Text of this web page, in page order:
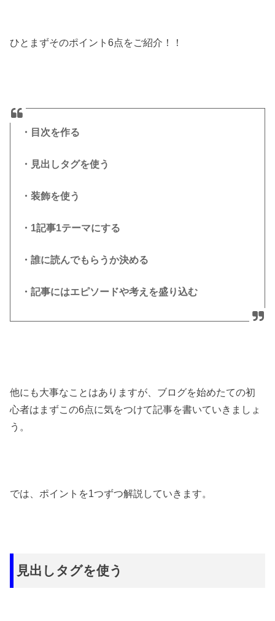
ひとまずそのポイント6点をご紹介！！
・目次を作る
・見出しタグを使う
・装飾を使う
・1記事1テーマにする
・誰に読んでもらうか決める
・記事にはエピソードや考えを盛り込む
他にも大事なことはありますが、ブログを始めたての初
心者はまずこの6点に気をつけて記事を書いていきましょ
う。
では、ポイントを1つずつ解説していきます。
見出しタグを使う